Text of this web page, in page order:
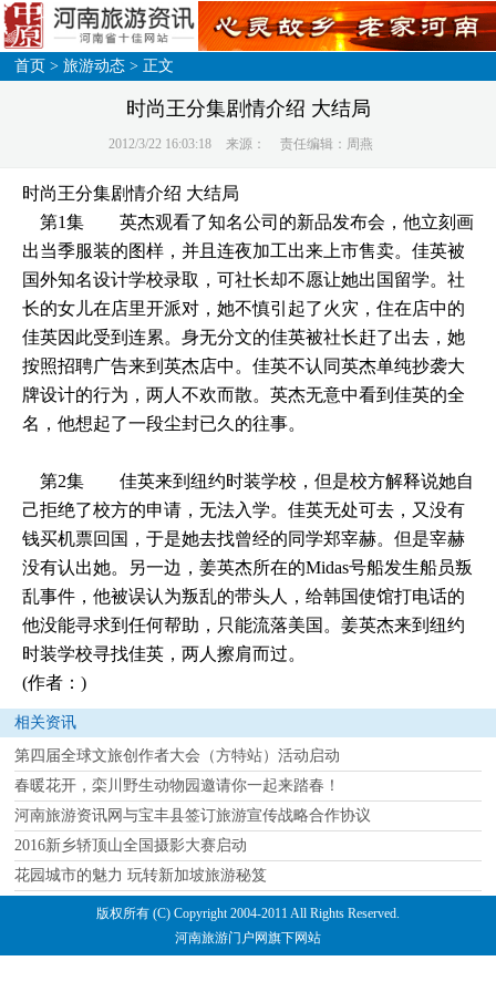
首页 >旅游动态 > 正文
时尚王分集剧情介绍 大结局
2012/3/22 16:03:18 来源： 责任编辑：周燕
时尚王分集剧情介绍 大结局
第1集 英杰观看了知名公司的新品发布会，他立刻画
出当季服装的图样，并且连夜加工出来上市售卖。佳英被
国外知名设计学校录取，可社长却不愿让她出国留学。社
长的女儿在店里开派对，她不慎引起了火灾，住在店中的
佳英因此受到连累。身无分文的佳英被社长赶了出去，她
按照招聘广告来到英杰店中。佳英不认同英杰单纯抄袭大
牌设计的行为，两人不欢而散。英杰无意中看到佳英的全
名，他想起了一段尘封已久的往事。
第2集 佳英来到纽约时装学校，但是校方解释说她自
己拒绝了校方的申请，无法入学。佳英无处可去，又没有
钱买机票回国，于是她去找曾经的同学郑宰赫。但是宰赫
没有认出她。另一边，姜英杰所在的Midas号船发生船员叛
乱事件，他被误认为叛乱的带头人，给韩国使馆打电话的
他没能寻求到任何帮助，只能流落美国。姜英杰来到纽约
时装学校寻找佳英，两人擦肩而过。
(作者：)
相关资讯
第四届全球文旅创作者大会（方特站）活动启动
春暖花开，栾川野生动物园邀请你一起来踏春！
河南旅游资讯网与宝丰县签订旅游宣传战略合作协议
2016新乡轿顶山全国摄影大赛启动
花园城市的魅力 玩转新加坡旅游秘笈
版权所有 (C) Copyright 2004-2011 All Rights Reserved.
河南旅游门户网旗下网站